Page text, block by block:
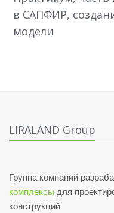
в САПФИР,
модели
LIRALAND Group
Группа компаний
комплексы для
конструкций